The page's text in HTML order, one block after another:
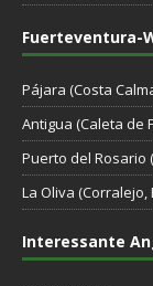
Fuerteventura-
Pájara (Costa
Antigua (Caleta de
Puerto del Rosario
La Oliva (Corralejo,
Interessante